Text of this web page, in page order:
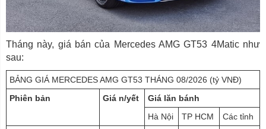
Tháng này, giá bán của Mercedes AMG GT53 4Matic như
sau:
BẢNG GIÁ MERCEDES AMG GT53 THÁNG 08/2026 (tỷ VNĐ)
Phiên bản
Giá n/yết
Giá lăn bánh
Hà Nội
TP HCM
Các tỉnh